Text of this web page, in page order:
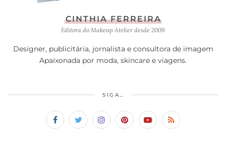
CINTHIA FERREIRA
Editora do Makeup Atelier desde 2009
Designer, publicitária, jornalista e consultora de imagem
Apaixonada por moda, skincare e viagens.
SIGA…